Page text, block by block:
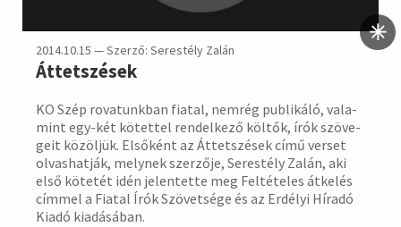
2014.10.15 — Szerző: Serestély Zalán
Áttetszések
KO Szép rovatunkban fiatal, nemrég publi­káló, vala­
mint egy-két kötettel rendel­kező költők, írók szöve­
geit közöl­jük. Első­ként az Áttet­szések című ver­set
olvas­hatják, melynek szer­zője, Seres­tély Zalán, aki
első köte­tét idén jelen­tette meg Felté­teles átkelés
címmel a Fiatal Írók Szövet­sége és az Erdélyi Híradó
Kiadó kiadá­sában.